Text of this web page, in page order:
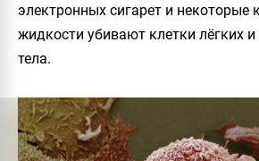
электронных сигарет и некоторые
жидкости убивают клетки лёгких и
тела.